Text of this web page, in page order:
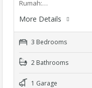
Rumah:…
More Details
3 Bedrooms
2 Bathrooms
1 Garage